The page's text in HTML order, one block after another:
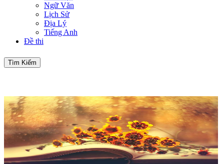
Ngữ Văn
Lịch Sử
Địa Lý
Tiếng Anh
Đề thi
Tìm Kiếm